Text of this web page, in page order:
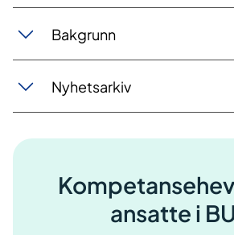
Bakgrunn
Nyhetsarkiv
ansatte i